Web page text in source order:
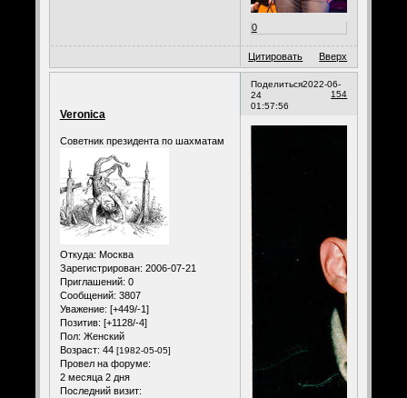
0
Цитировать Вверх
Поделиться
154
2022-06-
24
01:57:56
Veronica
Советник президента по шахматам
Откуда: Москва
Зарегистрирован: 2006-07-21
Приглашений: 0
Сообщений: 3807
Уважение: [+449/-1]
Позитив: [+1128/-4]
Пол: Женский
Возраст: 44 [1982-05-05]
Провел на форуме:
2 месяца 2 дня
Последний визит: